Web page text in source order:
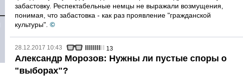
забастовку. Респектабельные немцы не выражали возмущения,
понимая, что забастовка - как раз проявление "гражданской
культуры". ©
28.12.2017 10:43 13
Александр Морозов: Нужны ли пустые споры о
"выборах"?